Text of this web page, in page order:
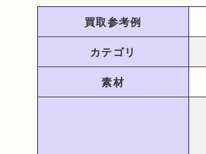
買取参考例
カテゴリ
素材